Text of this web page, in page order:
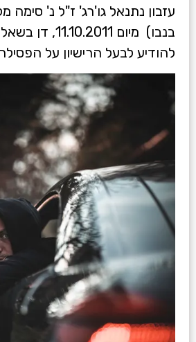
עזבון נתנאל גו'רג' ז"ל נ' סימה
בנבו) מיום
להודיע לבעל הרישיון על